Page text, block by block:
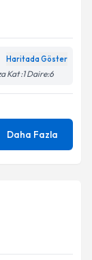
Haritada Göster
Kat :1 Daire:6
Daha Fazla